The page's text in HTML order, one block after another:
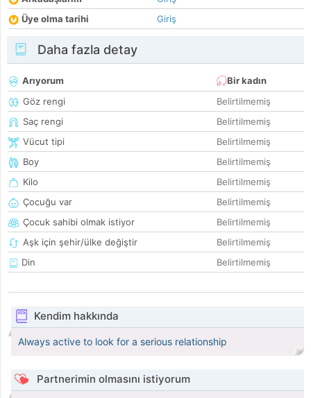
Üye olma tarihi
Giriş
Daha fazla detay
Arıyorum
Bir kadın
Göz rengi
Belirtilmemiş
Saç rengi
Belirtilmemiş
Vücut tipi
Belirtilmemiş
Boy
Belirtilmemiş
Kilo
Belirtilmemiş
Çocuğu var
Belirtilmemiş
Çocuk sahibi olmak istiyor
Belirtilmemiş
Aşk için şehir/ülke değiştir
Belirtilmemiş
Din
Belirtilmemiş
Kendim hakkında
Always active to look for a serious relationship
Partnerimin olmasını istiyorum